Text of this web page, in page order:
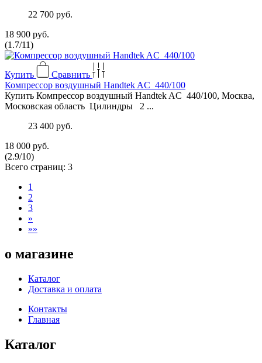
22 700 руб.
18 900 руб.
(1.7/11)
Купить
Сравнить
Компрессор воздушный Наndtеk AС 440/100
Купить Компрессор воздушный Наndtеk AС 440/100, Москва,
Московская область Цилиндры 2 ...
23 400 руб.
18 000 руб.
(2.9/10)
Всего страниц: 3
1
2
3
»
»»
о магазине
Каталог
Доставка и оплата
Контакты
Главная
Каталог